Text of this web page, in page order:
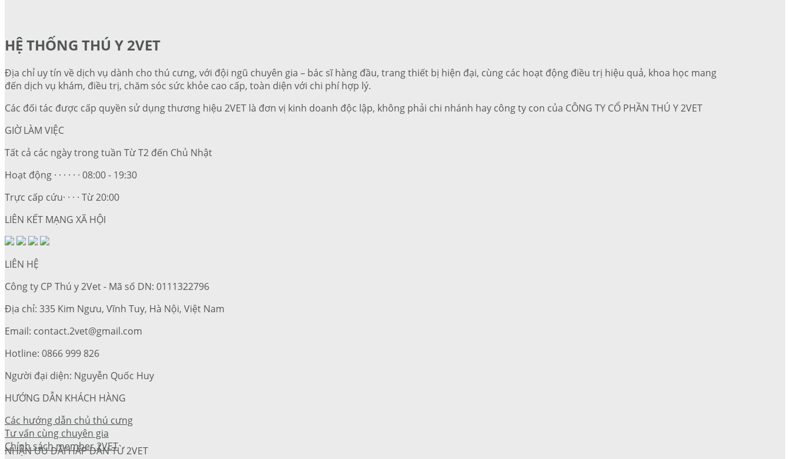
HỆ THỐNG THÚ Y 2VET
Địa chỉ uy tín về dịch vụ dành cho thú cưng, với đội ngũ chuyên gia – bác sĩ hàng đầu, trang thiết bị hiện đại, cùng các hoạt động điều trị hiệu quả, khoa học mang
đến dịch vụ khám, điều trị, chăm sóc sức khỏe cao cấp, toàn diện với chi phí hợp lý.
Các đối tác được cấp quyền sử dụng thương hiệu 2VET là đơn vị kinh doanh độc lập, không phải chi nhánh hay công ty con của CÔNG TY CỔ PHẦN THÚ Y 2VET
GIỜ LÀM VIỆC
Tất cả các ngày trong tuần Từ T2 đến Chủ Nhật
Hoạt động · · · · · · 08:00 - 19:30
Trực cấp cứu· · · · Từ 20:00
LIÊN KẾT MẠNG XÃ HỘI
LIÊN HỆ
Công ty CP Thú y 2Vet - Mã số DN: 0111322796
Địa chỉ: 335 Kim Ngưu, Vĩnh Tuy, Hà Nội, Việt Nam
Email: contact.2vet@gmail.com
Hotline: 0866 999 826
Người đại diện: Nguyễn Quốc Huy
HƯỚNG DẪN KHÁCH HÀNG
Các hướng dẫn chủ thú cưng
Tư vấn cùng chuyên gia
Chính sách member 2VET
NHẬN ƯU ĐÃI HẤP DẪN TỪ 2VET